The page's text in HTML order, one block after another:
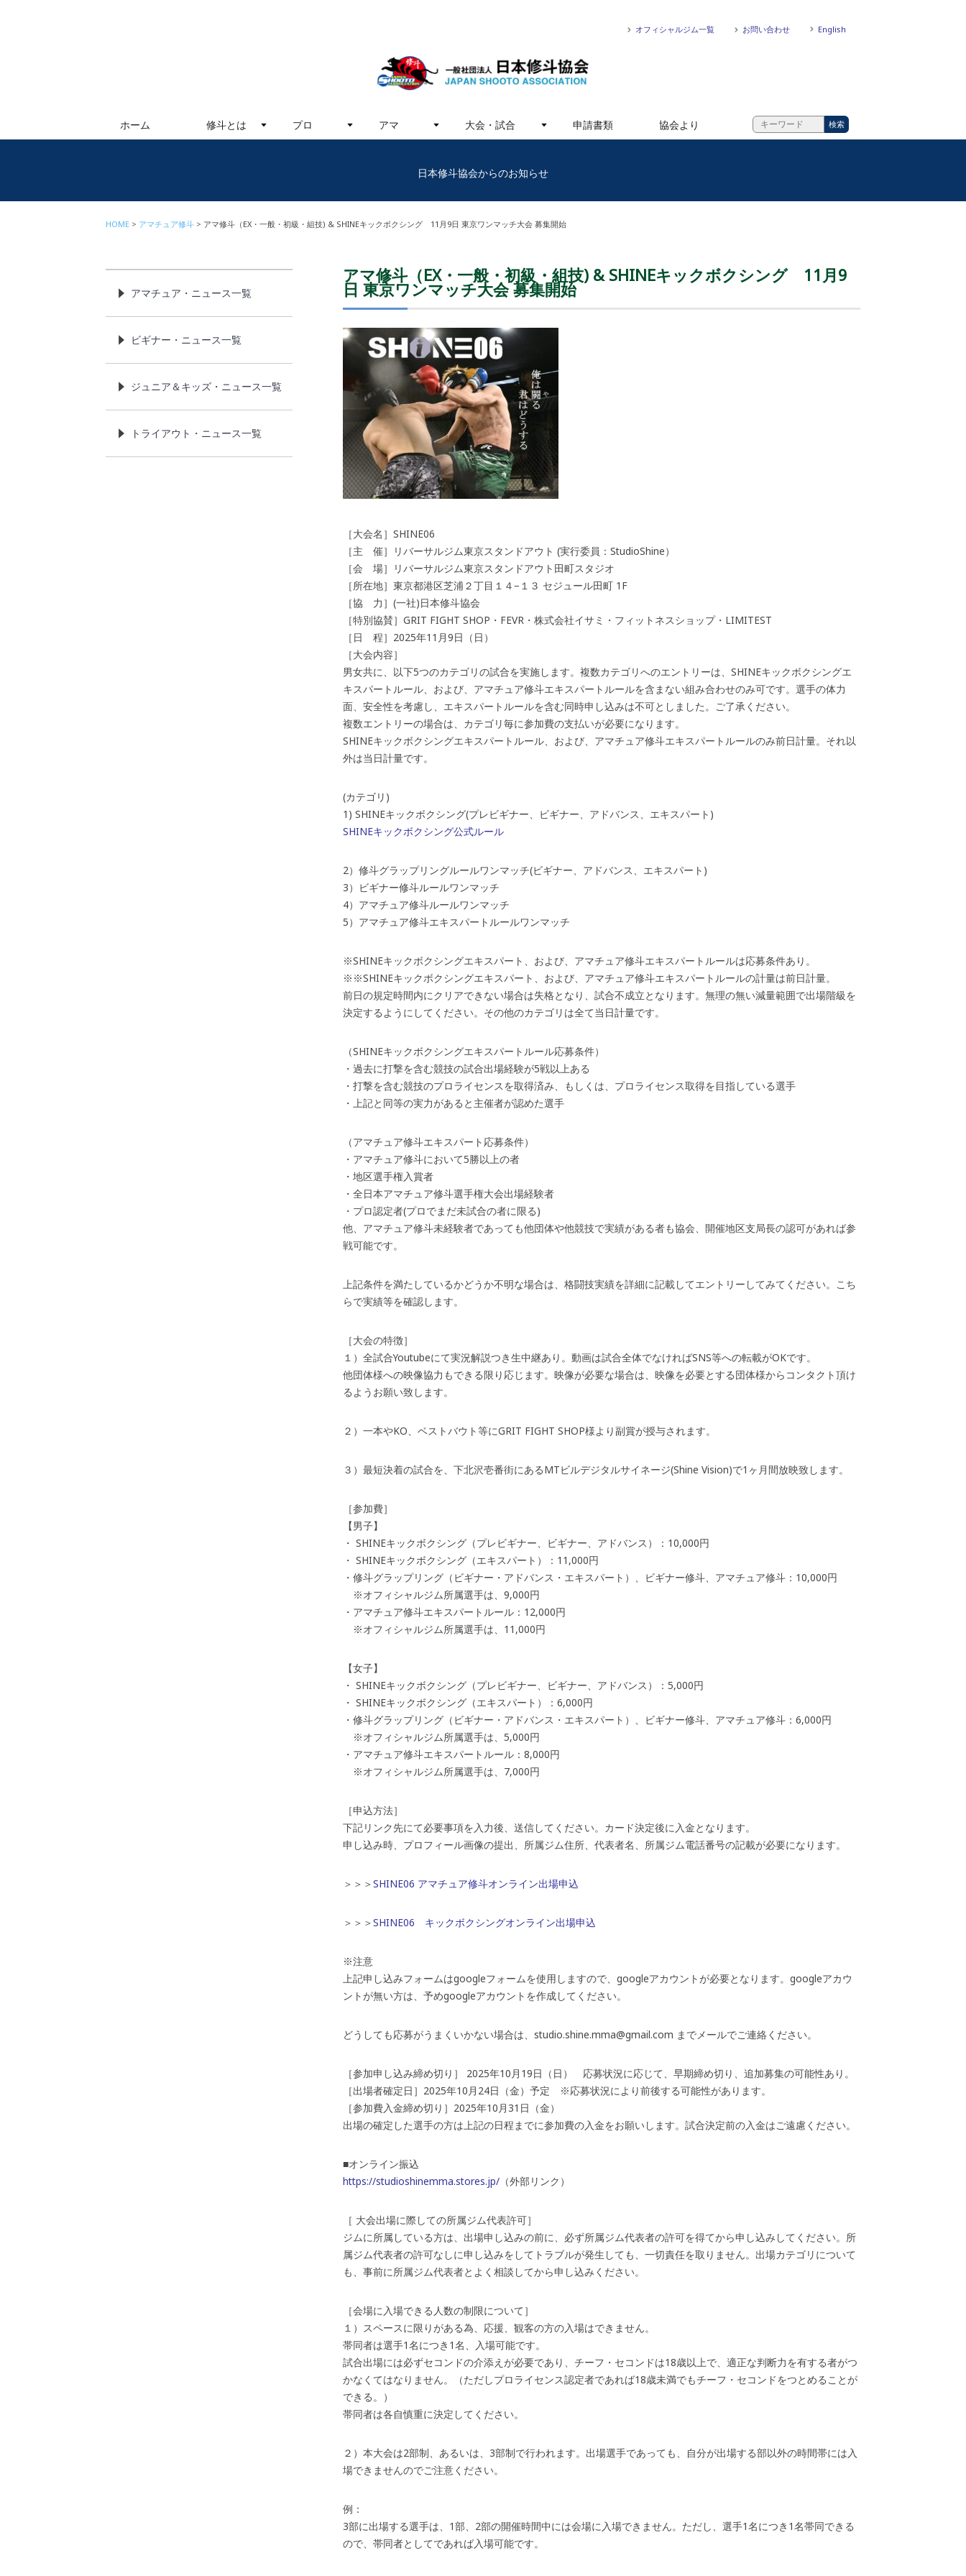
オフィシャルジム一覧 お問い合わせ English
ホーム 修斗とは プロ アマ 大会・試合 申請書類 協会より
日本修斗協会からのお知らせ
HOME アマチュア修斗 アマ修斗（EX・一般・初級・組技) & SHINEキックボクシング 11月9日 東京ワンマッチ大会 募集開始
アマ修斗（EX・一般・初級・組技) & SHINEキックボクシング 11月9
日 東京ワンマッチ大会 募集開始
［大会名］SHINE06
［主 催］リバーサルジム東京スタンドアウト (実行委員：StudioShine）
［会 場］リバーサルジム東京スタンドアウト田町スタジオ
［所在地］東京都港区芝浦２丁目１４−１３ セジュール田町 1F
［協 力］(一社)日本修斗協会
［特別協賛］GRIT FIGHT SHOP・FEVR・株式会社イサミ・フィットネスショップ・LIMITEST
［日 程］2025年11月9日（日）
［大会内容］
男女共に、以下5つのカテゴリの試合を実施します。複数カテゴリへのエントリーは、SHINEキックボクシングエ
キスパートルール、および、アマチュア修斗エキスパートルールを含まない組み合わせのみ可です。選手の体力
面、安全性を考慮し、エキスパートルールを含む同時申し込みは不可としました。ご了承ください。
複数エントリーの場合は、カテゴリ毎に参加費の支払いが必要になります。
SHINEキックボクシングエキスパートルール、および、アマチュア修斗エキスパートルールのみ前日計量。それ以
外は当日計量です。
(カテゴリ)
1) SHINEキックボクシング(プレビギナー、ビギナー、アドバンス、エキスパート)
SHINEキックボクシング公式ルール
2）修斗グラップリングルールワンマッチ(ビギナー、アドバンス、エキスパート)
3）ビギナー修斗ルールワンマッチ
4）アマチュア修斗ルールワンマッチ
5）アマチュア修斗エキスパートルールワンマッチ
※SHINEキックボクシングエキスパート、および、アマチュア修斗エキスパートルールは応募条件あり。
※※SHINEキックボクシングエキスパート、および、アマチュア修斗エキスパートルールの計量は前日計量。
前日の規定時間内にクリアできない場合は失格となり、試合不成立となります。無理の無い減量範囲で出場階級を
決定するようにしてください。その他のカテゴリは全て当日計量です。
（SHINEキックボクシングエキスパートルール応募条件）
・過去に打撃を含む競技の試合出場経験が5戦以上ある
・打撃を含む競技のプロライセンスを取得済み、もしくは、プロライセンス取得を目指している選手
・上記と同等の実力があると主催者が認めた選手
（アマチュア修斗エキスパート応募条件）
・アマチュア修斗において5勝以上の者
・地区選手権入賞者
・全日本アマチュア修斗選手権大会出場経験者
・プロ認定者(プロでまだ未試合の者に限る)
他、アマチュア修斗未経験者であっても他団体や他競技で実績がある者も協会、開催地区支局長の認可があれば参
戦可能です。
上記条件を満たしているかどうか不明な場合は、格闘技実績を詳細に記載してエントリーしてみてください。こち
らで実績等を確認します。
［大会の特徴］
１）全試合Youtubeにて実況解説つき生中継あり。動画は試合全体でなければSNS等への転載がOKです。
他団体様への映像協力もできる限り応じます。映像が必要な場合は、映像を必要とする団体様からコンタクト頂け
るようお願い致します。
２）一本やKO、ベストバウト等にGRIT FIGHT SHOP様より副賞が授与されます。
３）最短決着の試合を、下北沢壱番街にあるMTビルデジタルサイネージ(Shine Vision)で1ヶ月間放映致します。
［参加費］
【男子】
・ SHINEキックボクシング（プレビギナー、ビギナー、アドバンス）：10,000円
・ SHINEキックボクシング（エキスパート）：11,000円
・修斗グラップリング（ビギナー・アドバンス・エキスパート）、ビギナー修斗、アマチュア修斗：10,000円
※オフィシャルジム所属選手は、9,000円
・アマチュア修斗エキスパートルール：12,000円
※オフィシャルジム所属選手は、11,000円
【女子】
・ SHINEキックボクシング（プレビギナー、ビギナー、アドバンス）：5,000円
・ SHINEキックボクシング（エキスパート）：6,000円
・修斗グラップリング（ビギナー・アドバンス・エキスパート）、ビギナー修斗、アマチュア修斗：6,000円
※オフィシャルジム所属選手は、5,000円
・アマチュア修斗エキスパートルール：8,000円
※オフィシャルジム所属選手は、7,000円
［申込方法］
下記リンク先にて必要事項を入力後、送信してください。カード決定後に入金となります。
申し込み時、プロフィール画像の提出、所属ジム住所、代表者名、所属ジム電話番号の記載が必要になります。
＞＞＞SHINE06 アマチュア修斗オンライン出場申込
＞＞＞SHINE06 キックボクシングオンライン出場申込
※注意
上記申し込みフォームはgoogleフォームを使用しますので、googleアカウントが必要となります。googleアカウ
ントが無い方は、予めgoogleアカウントを作成してください。
どうしても応募がうまくいかない場合は、studio.shine.mma@gmail.com までメールでご連絡ください。
［参加申し込み締め切り］ 2025年10月19日（日） 応募状況に応じて、早期締め切り、追加募集の可能性あり。
［出場者確定日］2025年10月24日（金）予定 ※応募状況により前後する可能性があります。
［参加費入金締め切り］2025年10月31日（金）
出場の確定した選手の方は上記の日程までに参加費の入金をお願いします。試合決定前の入金はご遠慮ください。
■オンライン振込
https://studioshinemma.stores.jp/ （外部リンク）
［ 大会出場に際しての所属ジム代表許可］
ジムに所属している方は、出場申し込みの前に、必ず所属ジム代表者の許可を得てから申し込みしてください。所
属ジム代表者の許可なしに申し込みをしてトラブルが発生しても、一切責任を取りません。出場カテゴリについて
も、事前に所属ジム代表者とよく相談してから申し込みください。
［会場に入場できる人数の制限について］
１）スペースに限りがある為、応援、観客の方の入場はできません。
帯同者は選手1名につき1名、入場可能です。
試合出場には必ずセコンドの介添えが必要であり、チーフ・セコンドは18歳以上で、適正な判断力を有する者がつ
かなくてはなりません。（ただしプロライセンス認定者であれば18歳未満でもチーフ・セコンドをつとめることが
できる。）
帯同者は各自慎重に決定してください。
２）本大会は2部制、あるいは、3部制で行われます。出場選手であっても、自分が出場する部以外の時間帯には入
場できませんのでご注意ください。
例：
3部に出場する選手は、1部、2部の開催時間中には会場に入場できません。ただし、選手1名につき1名帯同できる
ので、帯同者としてであれば入場可能です。
アマチュア・ニュース一覧
ビギナー・ニュース一覧
ジュニア＆キッズ・ニュース一覧
トライアウト・ニュース一覧